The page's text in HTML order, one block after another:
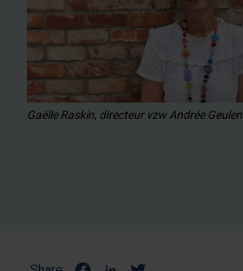
Gaëlle Raskin, directeur vzw Andrée Geulen